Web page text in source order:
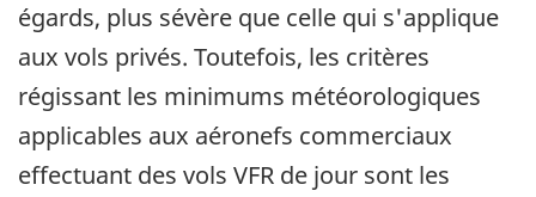
égards, plus sévère que celle qui s'applique
aux vols privés. Toutefois, les critères
régissant les minimums météorologiques
applicables aux aéronefs commerciaux
effectuant des vols VFR de jour sont les